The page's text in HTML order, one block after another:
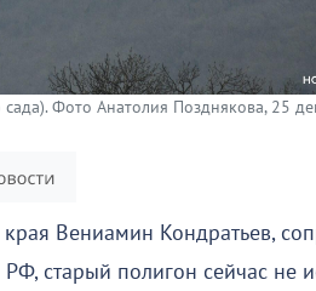
Фото Анатолия Позднякова, 25
Вениамин Кондратьев,
старый полигон сейчас не